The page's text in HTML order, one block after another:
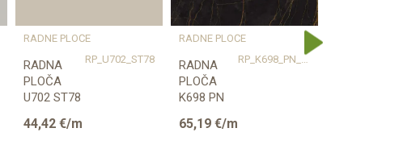
RADNE PLOČE
RP_U702_ST78
RADNA
PLOČA
U702 ST78
SIVA
44,42 €/m
RADNE PLOČE
RP_K698_PN_900
RADNA
PLOČA
K698 PN
BRONZO
65,19 €/m